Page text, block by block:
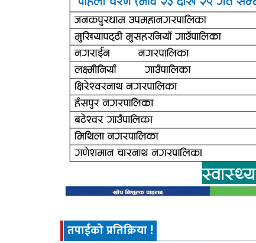
तपाईको प्रतिक्रिया !